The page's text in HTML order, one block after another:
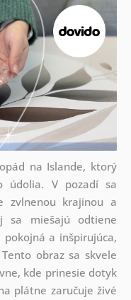
na Islande, ktorý
údolia. V pozadí sa
zvlnenou krajinou a
sa miešajú odtiene
a inšpirujúca,
obraz sa skvele
kde prinesie dotyk
plátne zaručuje živé